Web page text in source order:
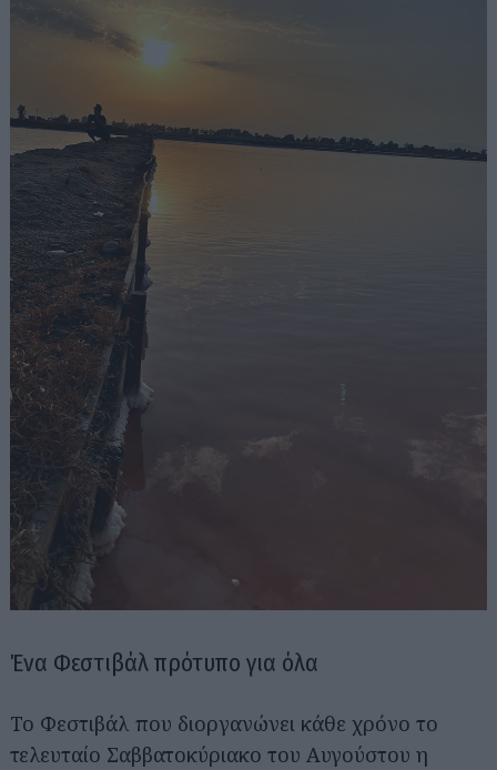
Ένα Φεστιβάλ πρότυπο για όλα
Το Φεστιβάλ που διοργανώνει κάθε χρόνο το
τελευταίο Σαββατοκύριακο του Αυγούστου η